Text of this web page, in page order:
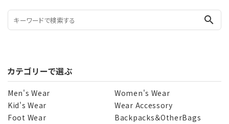
search
カテゴリーで選ぶ
Men's Wear
Women's Wear
Kid's Wear
Wear Accessory
Foot Wear
Backpacks＆OtherBags